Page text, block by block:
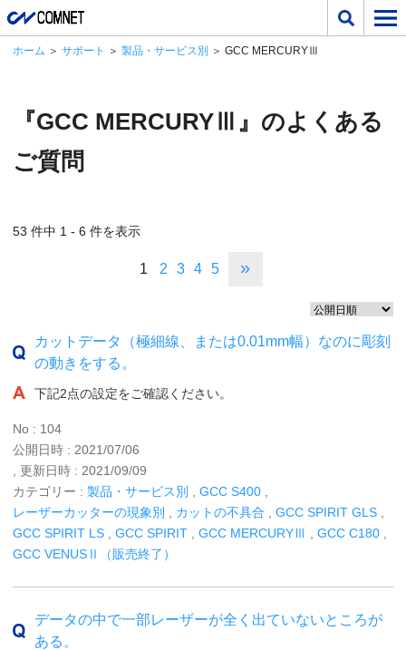
ホーム ＞ サポート ＞ 製品・サービス別 ＞ GCC MERCURYⅢ
『GCC MERCURYⅢ』のよくある
ご質問
53 件中 1 - 6 件を表示
1 2 3 4 5 »
カットデータ（極細線、または0.01mm幅）なのに彫刻
の動きをする。
下記2点の設定をご確認ください。
No : 104
公開日時 : 2021/07/06
, 更新日時 : 2021/09/09
カテゴリー : 製品・サービス別 GCC S400
レーザーカッターの現象別
カットの不具合 GCC SPIRIT GLS
GCC SPIRIT LS
GCC SPIRIT GCC MERCURYⅢ GCC C180
GCC VENUSⅡ（販売終了）
データの中で一部レーザーが全く出ていないところが
ある。